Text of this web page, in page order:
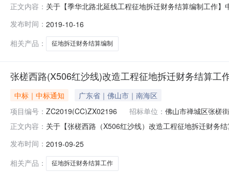
正文内容： 关于【季华北路北延线工程征地拆迁财务结算编制工作
ZC2019(CC)ZX02381是否工程建设项目：否服务费用
机构名称
发布时间： 2019-10-16
相关产品：
征地拆迁财务结算编制
张槎西路(X506红沙线)改造工程征地拆迁财务结算工
中标｜中标通知
广东省｜佛山市｜南海区
项目编号： ZC2019(CC)ZX02196 招标单位： 佛山市禅城区张槎
正文内容： 关于【张槎西路（X506红沙线）改造工程征地拆迁财务
作项目编号：ZC2019(CC)ZX02196是否工程建设项目
发布时间： 2019-09-25
相关产品：
征地拆迁财务结算工作